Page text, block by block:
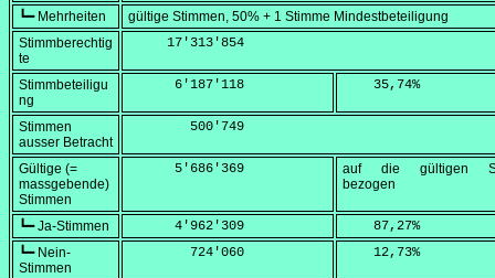
┗━ Mehrheiten
gültige Stimmen, 50% + 1 Stimme Mindestbeteiligung
Stimmberechtig
te
     17'313'854
Stimmbeteiligu
ng
      6'187'118
    35,74
%
Stimmen
ausser Betracht
        500'749
Gültige (=
massgebende)
Stimmen
      5'686'369
auf die gültigen
bezogen
┗━ Ja-Stimmen
      4'962'309
    87,27
%
┗━ Nein-
Stimmen
        724'060
    12,73
%